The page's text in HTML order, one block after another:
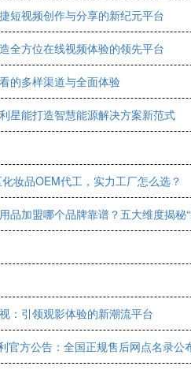
短视频创作与分享的新纪元平台
全方位在线视频体验的领先平台
的多样渠道与全面体验
星能打造智慧能源解决方案新范式
妆品OEM代工，实力工厂怎么选？
品加盟哪个品牌靠谱？五大维度揭秘
：引领观影体验的新潮流平台
官方公告：全国正规售后网点名录公